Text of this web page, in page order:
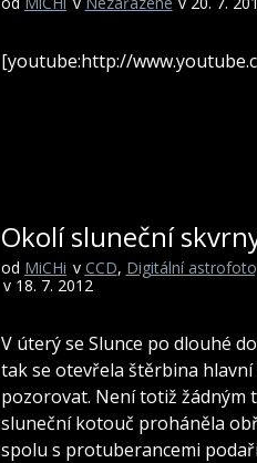
[youtube:http://
Okolí sluneční
od MiCHi v CCD, Digitální
v 18. 7. 2012
V úterý se Slunce po dlouhé
tak se otevřela štěrbina
pozorovat. Není totiž žádným
sluneční kotouč proháněla
spolu s protuberancemi